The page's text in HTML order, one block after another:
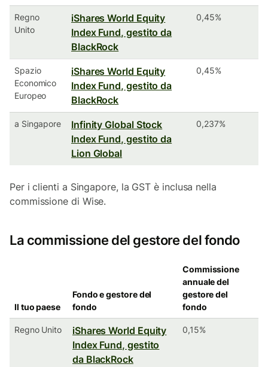
Regno
Unito
iShares World Equity
Index Fund, gestito da
BlackRock
0,45%
Spazio
Economico
Europeo
iShares World Equity
Index Fund, gestito da
BlackRock
0,45%
a Singapore
Infinity Global Stock
Index Fund, gestito da
Lion Global
0,237%
Per i clienti a Singapore, la GST è inclusa nella
commissione di Wise.
La commissione del gestore del fondo
Il tuo paese
Fondo e gestore del
fondo
Commissione
annuale del
gestore del
fondo
Regno Unito
iShares World Equity
Index Fund, gestito
da BlackRock
0,15%